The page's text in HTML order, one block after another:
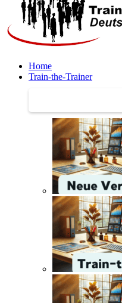
Home
Train-the-Trainer